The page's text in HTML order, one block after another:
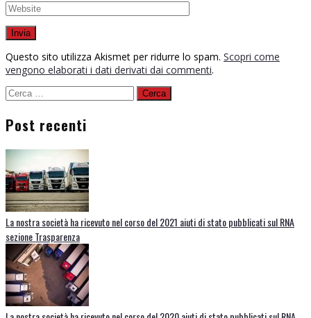
Questo sito utilizza Akismet per ridurre lo spam. Scopri come
vengono elaborati i dati derivati dai commenti.
Ricerca
per:
Post recenti
La nostra società ha ricevuto nel corso del 2021 aiuti di stato pubblicati sul RNA
sezione Trasparenza